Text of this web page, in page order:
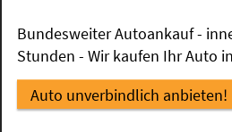
Bundesweiter Autoankauf -
Stunden - Wir kaufen Ihr Auto
Auto unverbindlich anbieten!